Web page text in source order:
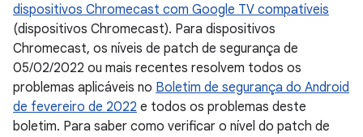
dispositivos Chromecast com Google TV compatíveis
(dispositivos Chromecast). Para dispositivos
Chromecast, os níveis de patch de segurança de
05/02/2022 ou mais recentes resolvem todos os
problemas aplicáveis no Boletim de segurança do Android
de fevereiro de 2022 e todos os problemas deste
boletim. Para saber como verificar o nível do patch de